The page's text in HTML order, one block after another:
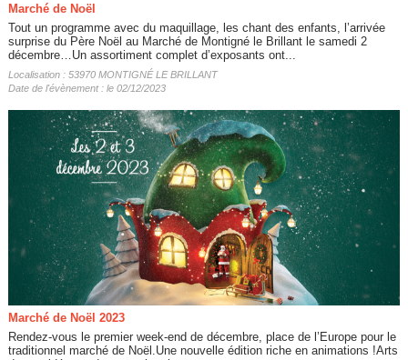
Marché de Noël
Tout un programme avec du maquillage, les chant des enfants, l’arrivée
surprise du Père Noël au Marché de Montigné le Brillant le samedi 2
décembre…Un assortiment complet d’exposants ont...
Localisation : 53970 MONTIGNÉ LE BRILLANT
Date de l'évènement : le 02/12/2023
Marché de Noël 2023
Rendez-vous le premier week-end de décembre, place de l’Europe pour le
traditionnel marché de Noël.Une nouvelle édition riche en animations !Arts